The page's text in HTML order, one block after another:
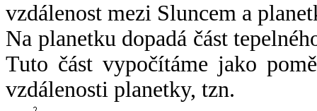
vzdálenost mezi Sluncem a
Na planetku dopadá část
Tuto část vypočítáme jako
vzdálenosti planetky, tzn.